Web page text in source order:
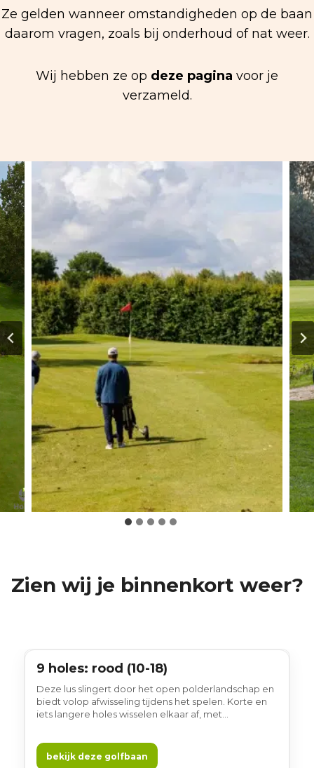
Ze gelden wanneer omstandigheden op de baan
daarom vragen, zoals bij onderhoud of nat weer.
Wij hebben ze op deze pagina voor je
verzameld.
Zien wij je binnenkort weer?
9 holes
9 holes: rood (10-18)
Deze lus slingert door het open polderlandschap en
biedt volop afwisseling tijdens het spelen. Korte en
iets langere holes wisselen elkaar af, met
bekijk deze golfbaan